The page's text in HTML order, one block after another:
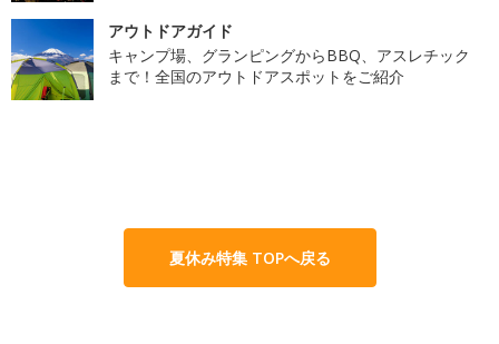
アウトドアガイド
キャンプ場、グランピングからBBQ、アスレチック
まで！全国のアウトドアスポットをご紹介
夏休み特集 TOPへ戻る